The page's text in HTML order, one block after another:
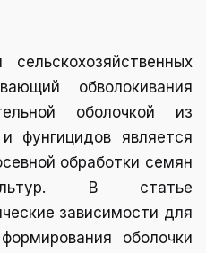
обволокивания
оболочкой из
фунгицидов является
обработки семян
В статье
зависимости для
оболочки